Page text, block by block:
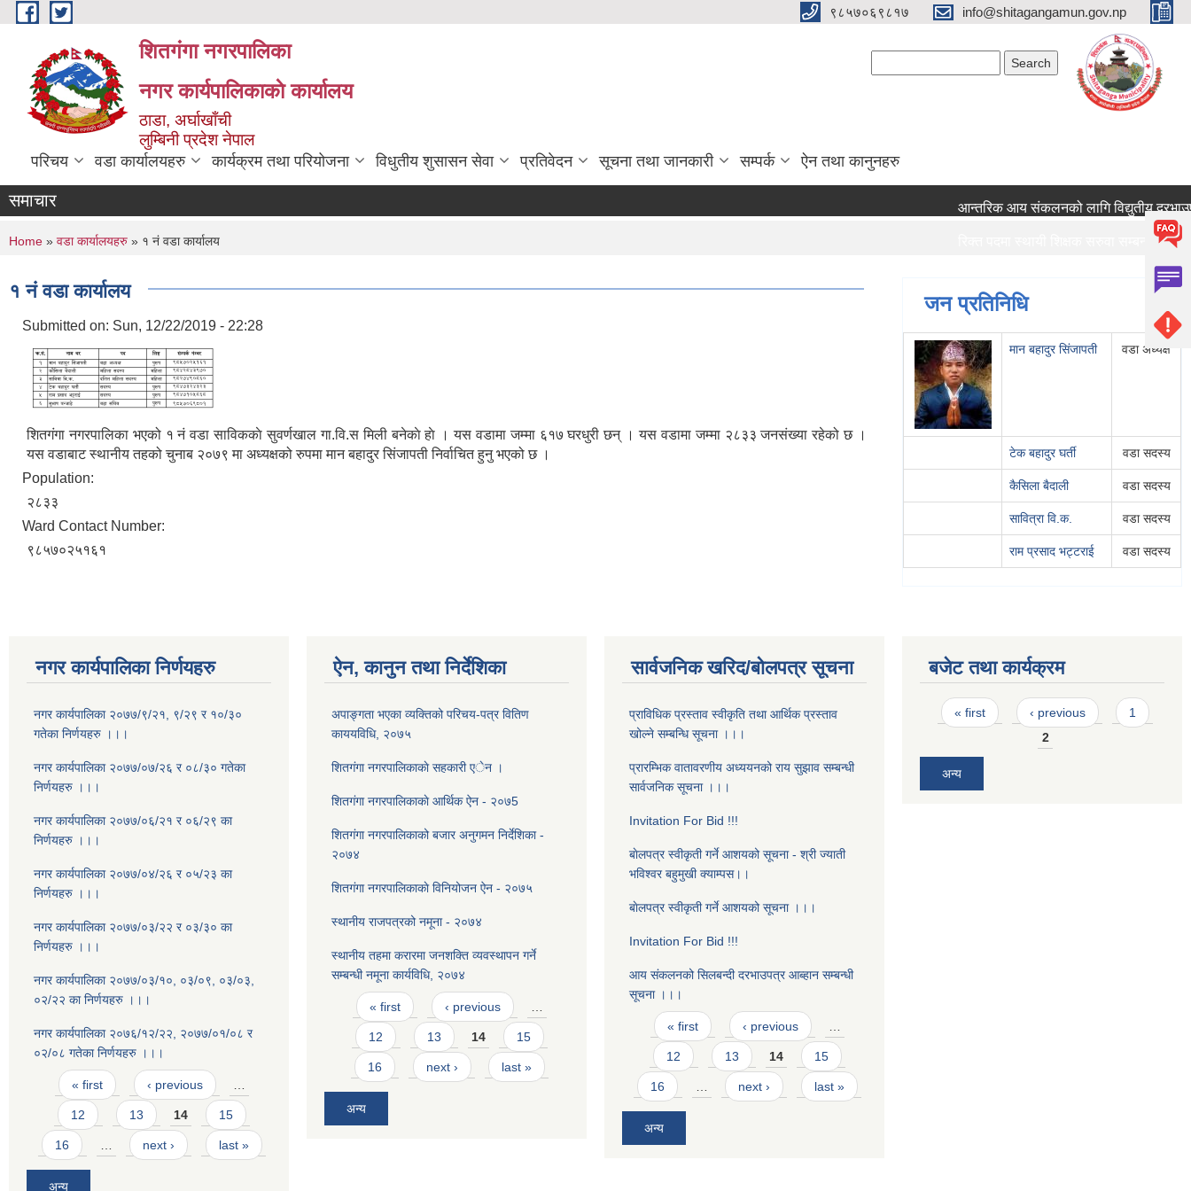
Skip to main content ९८५७०६९८१७ info@shitagangamun.gov.np
शितगंगा नगरपालिका
नगर कार्यपालिकाकाे कार्यालय
ठाडा, अर्घाखाँची
लुम्बिनी प्रदेश नेपाल
परिचय वडा कार्यालयहरु कार्यक्रम तथा परियोजना विधुतीय शुसासन सेवा प्रतिवेदन सूचना तथा जानकारी सम्पर्क ऐन तथा कानुनहरु
समाचार आन्तरिक आय संकलनको लागि विद्युतीय
रिक्त पदमा स्थायी शिक्षक सरुवा सम्बन्धमा ।।।
रिक्त पदमा स्थायी शिक्षक सरुवा सम्बन्धमा ।।।
You are here
Home » वडा कार्यालयहरु » १ नं वडा कार्यालय
१ नं वडा कार्यालय
Submitted on: Sun, 12/22/2019 - 22:28
शितगंगा नगरपालिका भएको १ नं वडा साविककाे सुवर्णखाल गा‍‍.वि.स मिली बनेकाे हाे । यस वडामा जम्मा ६१७ घरधुरी छन् । यस वडामा जम्मा २८३३ जनसंख्या रहेको छ ।
यस वडाबाट स्थानीय तहको चुनाब २०७९ मा अध्यक्षको रुपमा मान बहादुर सिंजापती निर्वाचित हुनु भएको छ ।
Population:
२८३३
Ward Contact Number:
९८५७०२५१६१
जन प्रतिनिधि
मान बहादुर सिंजापती वडा अध्यक्ष
टेक बहादुर घर्ती वडा सदस्य
कैसिला बैदाली वडा सदस्य
सावित्रा वि.क. वडा सदस्य
राम प्रसाद भट्टराई वडा सदस्य
नगर कार्यपालिका निर्णयहरु
नगर कार्यपालिका २०७७/९/२१, ९/२९ र १०/३०
गतेका निर्णयहरु ।।।
नगर कार्यपालिका २०७७/०७/२६ र ०८/३० गतेका
निर्णयहरु ।।।
नगर कार्यपालिका २०७७/०६/२१ र ०६/२९ का
निर्णयहरु ।।।
नगर कार्यपालिका २०७७/०४/२६ र ०५/२३ का
निर्णयहरु ।।।
नगर कार्यपालिका २०७७/०३/२२ र ०३/३० का
निर्णयहरु ।।।
नगर कार्यपालिका २०७७/०३/१०, ०३/०९, ०३/०३,
०२/२२ का निर्णयहरु ।।।
नगर कार्यपालिका २०७६/१२/२२, २०७७/०१/०८ र
०२/०८ गतेका निर्णयहरु ।।।
Pages
« first ‹ previous
12 13 14 15
16 next › last »
अन्य
ऐन, कानुन तथा निर्देशिका
अपाङ्गता भएका व्यक्तिको परिचय-पत्र वितिण
काययविधि, २०७५
शितगंगा नगरपालिकाकाे सहकारी एेन ।
शितग‌ंगा नगरपालिकाकाे आर्थिक ऐन - २०७5
शितगंगा नगरपालिकाको बजार अनुगमन निर्देशिका -
२०७४
शितग‌ंगा नगरपालिकाकाे विनियोजन ऐन - २०७५
स्थानीय राजपत्रको नमूना - २०७४
स्थानीय तहमा करारमा जनशक्ति व्यवस्थापन गर्ने
सम्बन्धी नमूना कार्यविधि, २०७४
Pages
« first ‹ previous
12 13 14 15
16 next › last »
अन्य
सार्वजनिक खरिद/बोलपत्र सूचना
प्राविधिक प्रस्ताव स्वीकृति तथा आर्थिक प्रस्ताव
खोल्ने सम्बन्धि सूचना ।।।
प्रारम्भिक वातावरणीय अध्ययनको राय सुझाव सम्बन्धी
सार्वजनिक सूचना ।।।
Invitation For Bid !!!
बाेलपत्र स्वीकृती गर्ने आशयको सूचना - श्री ज्याती
भविश्वर बहुमुखी क्याम्पस।।
बाेलपत्र स्वीकृती गर्ने आशयको सूचना ।।।
Invitation For Bid !!!
आय संकलनको सिलबन्दी दरभाउपत्र आब्हान सम्बन्धी
सूचना ।।।
Pages
« first ‹ previous
12 13 14 15
16 next › last »
अन्य
बजेट तथा कार्यक्रम
Pages
« first ‹ previous
1
2
अन्य